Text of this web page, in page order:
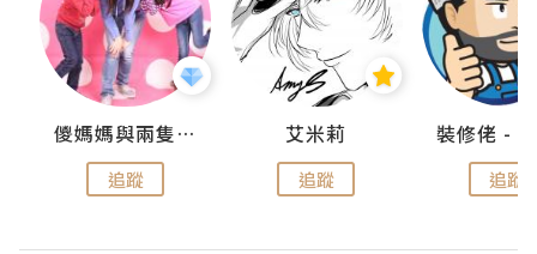
儍媽媽與兩隻小魔怪之家
追蹤
艾米莉
追蹤 追蹤